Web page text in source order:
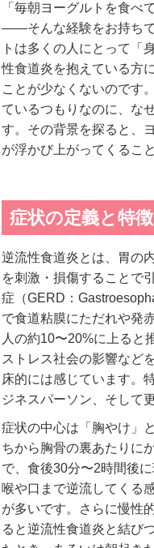
「毎朝ヨーグルトを食べ
——そんな経験をお持ちで
トは多くの人にとって「
性食道炎を抱えている方
ことが少なくないのです
ているつもりなのに、な
す。その背景を探ると、
が浮かび上がってくるこ
症状の定義と特徴
逆流性食道炎とは、胃
を刺激・損傷することで
症（GERD：
で食道粘膜にただれや発
人の約10〜20%に上ると
ストレス社会の影響など
床的には感じています。
ジネスパーソン、そして
症状の中心は「胸やけ」
ちから胸骨の裏あたりに
で、食後30分〜2時間後
喉や口まで逆流してくる
が多いです。さらに慢性
ると逆流性食道炎と結び